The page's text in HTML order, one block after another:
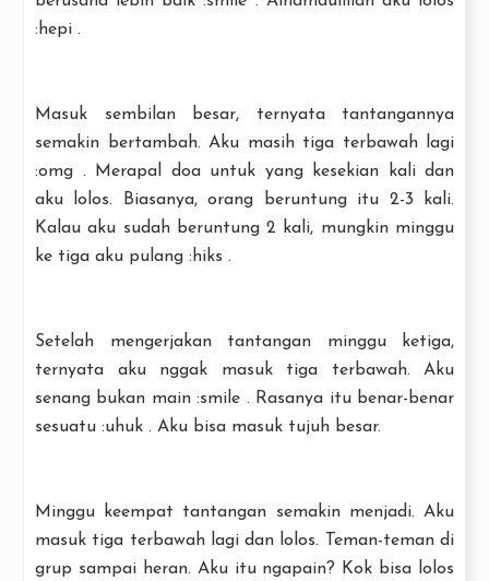
:hepi .
Masuk sembilan besar, ternyata tantangannya
semakin bertambah. Aku masih tiga terbawah lagi
:omg . Merapal doa untuk yang kesekian kali dan
aku lolos. Biasanya, orang beruntung itu 2-3 kali.
Kalau aku sudah beruntung 2 kali, mungkin minggu
ke tiga aku pulang :hiks .
Setelah mengerjakan tantangan minggu ketiga,
ternyata aku nggak masuk tiga terbawah. Aku
senang bukan main :smile . Rasanya itu benar-benar
sesuatu :uhuk . Aku bisa masuk tujuh besar.
Minggu keempat tantangan semakin menjadi. Aku
masuk tiga terbawah lagi dan lolos. Teman-teman di
grup sampai heran. Aku itu ngapain? Kok bisa lolos